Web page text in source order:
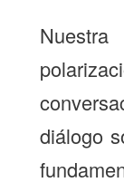
diálogo